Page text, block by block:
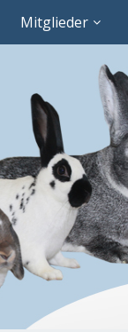
Mitglieder